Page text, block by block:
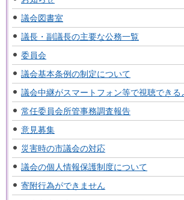
議会図書室
議長・副議長の主要な公務一覧
委員会
議会基本条例の制定について
議会中継がスマートフォン等で視聴できる
常任委員会所管事務調査報告
意見募集
災害時の市議会の対応
議会の個人情報保護制度について
寄附行為ができません